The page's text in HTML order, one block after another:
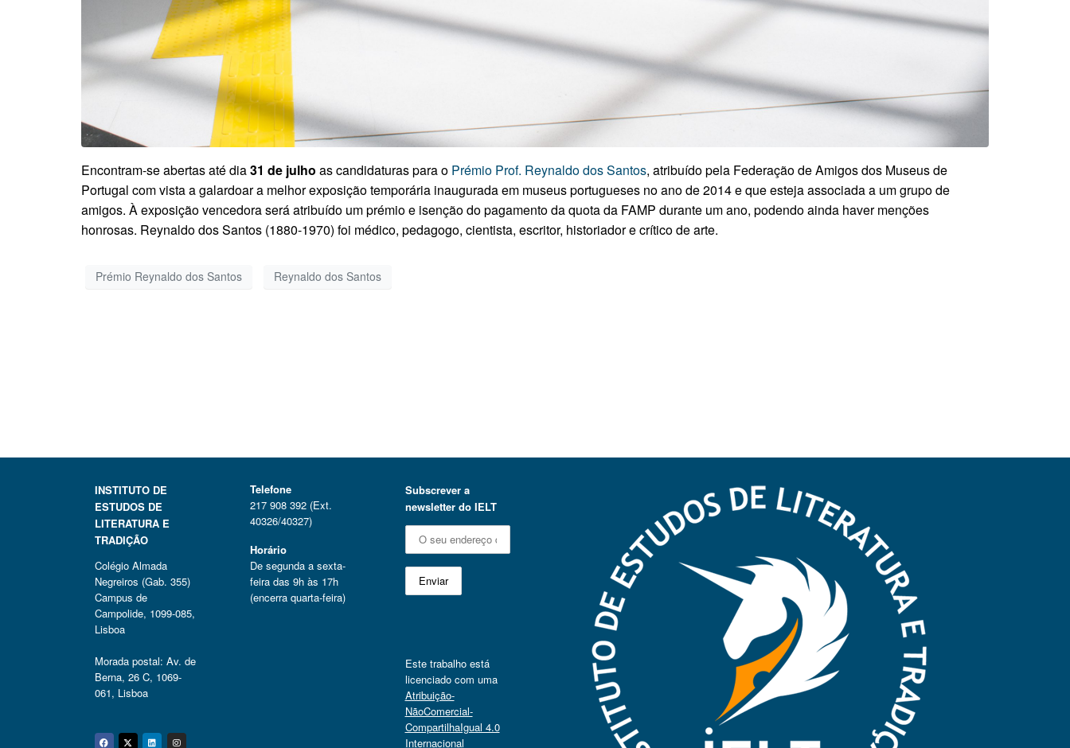
Encontram-se abertas até dia31 de julho as candidaturas para o Prémio Prof. Reynaldo dos Santos, atribuído pela Federação de Amigos dos Museus de
Portugal com vista a galardoar a melhor exposição temporária inaugurada em museus portugueses no ano de 2014 e que esteja associada a um grupo de
amigos. À exposição vencedora será atribuído um prémio e isenção do pagamento da quota da FAMP durante um ano, podendo ainda haver menções
honrosas. Reynaldo dos Santos (1880-1970) foi médico, pedagogo, cientista, escritor, historiador e crítico de arte.
Prémio Reynaldo dos Santos Reynaldo dos Santos
INSTITUTO DE
ESTUDOS DE
LITERATURA E
TRADIÇÃO
Colégio Almada
Negreiros (Gab. 355)
Campus de
Campolide, 1099-085,
Lisboa
Morada postal: Av. de
Berna, 26 C, 1069-
061, Lisboa
Telefone
217 908 392 (Ext.
40326/40327)
Horário
De segunda a sexta-
feira das 9h às 17h
(encerra quarta-feira)
Subscrever a
newsletter do IELT
Este trabalho está
licenciado com uma
Atribuição-
NãoComercial-
CompartilhaIgual 4.0
Internacional